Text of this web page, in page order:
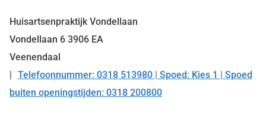
Huisartsenpraktijk Vondellaan
Vondellaan 6 3906 EA
Veenendaal
Tel:
Telefoonnummer: 0318 513980 | Spoed: Kies 1 | Spoed
buiten openingstijden: 0318 200800